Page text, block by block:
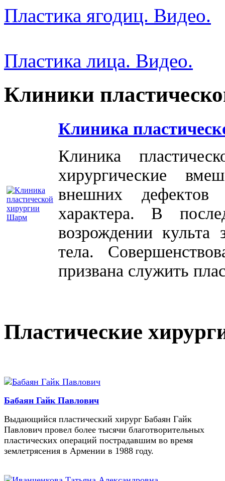
Пластика ягодиц. Видео.
Пластика лица. Видео.
Клиники
Клиника
Клиника
хирургические
внешних дефектов
характера. В
возрождении культа
тела.
призвана служить
Пластические
Бабаян Гайк Павлович
Выдающийся пластический хирург Бабаян Гайк
Павлович провел более тысячи благотворительных
пластических операций пострадавшим во время
землетрясения в Армении в 1988 году.